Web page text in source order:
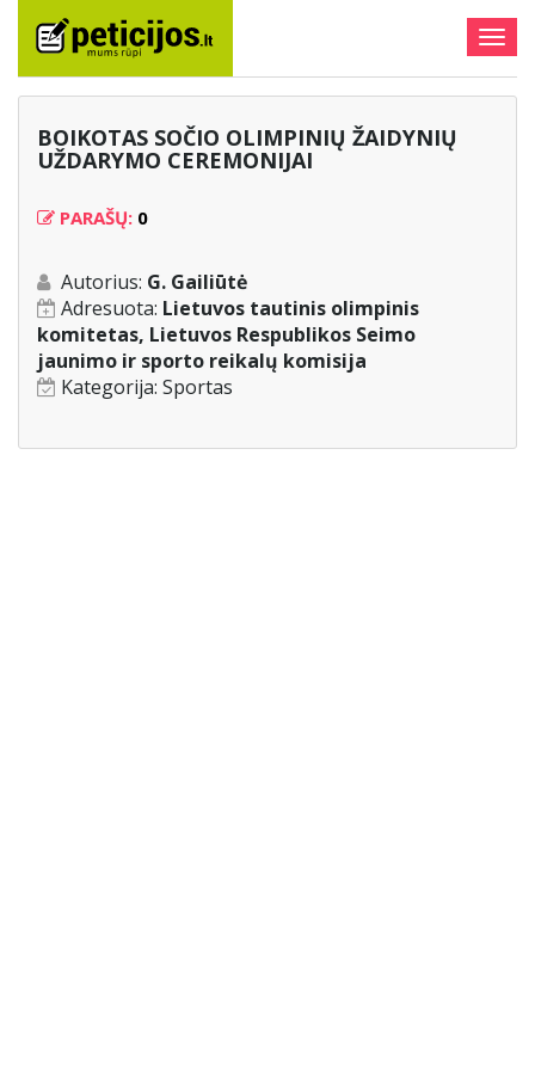
BOIKOTAS SOČIO OLIMPINIŲ ŽAIDYNIŲ
UŽDARYMO CEREMONIJAI
PARAŠŲ: 0
Autorius: G. Gailiūtė
Adresuota: Lietuvos tautinis olimpinis
komitetas, Lietuvos Respublikos Seimo
jaunimo ir sporto reikalų komisija
Kategorija: Sportas